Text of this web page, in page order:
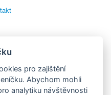
pro zajištění
Abychom mohli
analytiku návštěvnosti